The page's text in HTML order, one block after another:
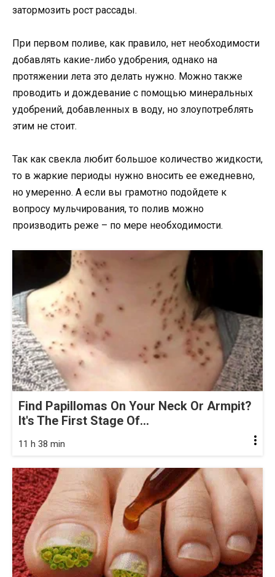
затормозить рост рассады.
При первом поливе, как правило, нет необходимости
добавлять какие-либо удобрения, однако на
протяжении лета это делать нужно. Можно также
проводить и дождевание с помощью минеральных
удобрений, добавленных в воду, но злоупотреблять
этим не стоит.
Так как свекла любит большое количество жидкости,
то в жаркие периоды нужно вносить ее ежедневно,
но умеренно. А если вы грамотно подойдете к
вопросу мульчирования, то полив можно
производить реже – по мере необходимости.
Find Papillomas On Your Neck Or Armpit?
It's The First Stage Of...
11 h 38 min